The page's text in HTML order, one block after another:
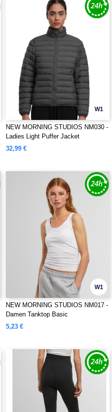
W1
NEW MORNING STUDIOS NM030 -
Ladies Light Puffer Jacket
32,99 €
W1
NEW MORNING STUDIOS NM017 -
Damen Tanktop Basic
5,23 €